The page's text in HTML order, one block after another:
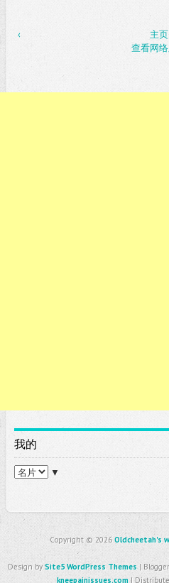
‹
主页
查看网
我的
▼
Copyright © 2026 Oldcheetah's
Design bySite5 WordPress Themes |
kneepainissues.com |